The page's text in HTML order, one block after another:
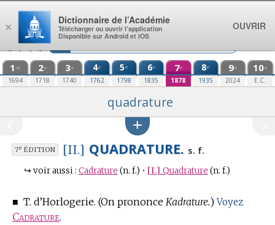
Aller au contenu
1 re
1694
2e
1718
3e
1740
4e
1762
5e
1798
6e
1835
7e
1878
8e
1935
9e
2024
10e
E.C.
quadrature
7eÉDITION [II.] QUADRATURE. s. f.
↪ voir aussi : Cadrature (n. f.) • [I.] Quadrature (n. f.)
■ T. d’Horlogerie. (On prononce Kadrature.)Voyez
Cadrature.
×
Dictionnaire de l’Académie
Télécharger ou ouvrir l’application
Disponible sur Android et iOS
OUVRIR